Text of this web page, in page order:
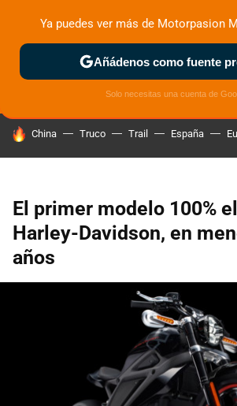
ZONA DE PRUEBAS DEPORTIVAS
HOY SE HABLA DE
China Truco Trail España
El primer modelo 100%
Harley-Davidson, en
años
Ya puedes ver más de Motorpasion
Añádenos como fuente
Solo necesitas una cuenta de